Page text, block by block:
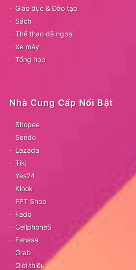
Giáo dục & Đào tạo
Sách
Thể thao dã ngoại
Xe máy
Tổng hợp
Nhà Cung Cấp Nổi Bật
Shopee
Sendo
Lazada
Tiki
Yes24
Klook
FPT Shop
Fado
CellphoneS
Fahasa
Grab
Giới thiệu